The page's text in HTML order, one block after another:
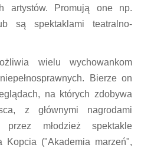
artystów. Promują one np.
są spektaklami teatralno-
wielu wychowankom
Bierze on
na których zdobywa
z głównymi nagrodami
przez młodzież spektakle
Kopcia ("Akademia marzeń",